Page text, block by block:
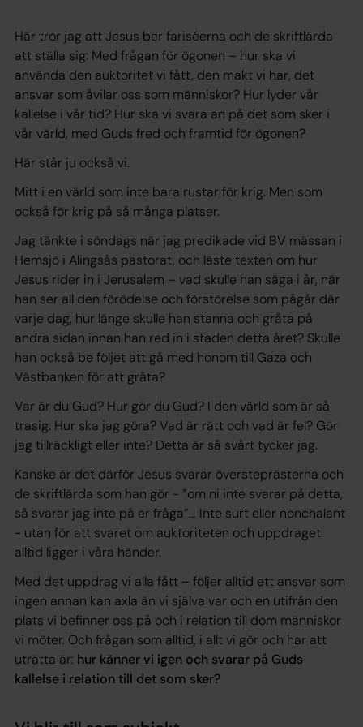
Här tror jag att Jesus ber fariséerna och de skriftlärda
att ställa sig: Med frågan för ögonen – hur ska vi
använda den auktoritet vi fått, den makt vi har, det
ansvar som åvilar oss som människor? Hur lyder vår
kallelse i vår tid? Hur ska vi svara an på det som sker i
vår värld, med Guds fred och framtid för ögonen?
Här står ju också vi.
Mitt i en värld som inte bara rustar för krig. Men som
också för krig på så många platser.
Jag tänkte i söndags när jag predikade vid BV mässan i
Hemsjö i Alingsås pastorat, och läste texten om hur
Jesus rider in i Jerusalem – vad skulle han säga i år, när
han ser all den förödelse och förstörelse som pågår där
varje dag, hur länge skulle han stanna och gråta på
andra sidan innan han red in i staden detta året? Skulle
han också be följet att gå med honom till Gaza och
Västbanken för att gråta?
Var är du Gud? Hur gör du Gud? I den värld som är så
trasig. Hur ska jag göra? Vad är rätt och vad är fel? Gör
jag tillräckligt eller inte? Detta är så svårt tycker jag.
Kanske är det därför Jesus svarar översteprästerna och
de skriftlärda som han gör - ”om ni inte svarar på detta,
så svarar jag inte på er fråga”… Inte surt eller nonchalant
- utan för att svaret om auktoriteten och uppdraget
alltid ligger i våra händer.
Med det uppdrag vi alla fått – följer alltid ett ansvar som
ingen annan kan axla än vi själva var och en utifrån den
plats vi befinner oss på och i relation till dom människor
vi möter. Och frågan som alltid, i allt vi gör och har att
uträtta är: hur känner vi igen och svarar på Guds
kallelse i relation till det som sker?